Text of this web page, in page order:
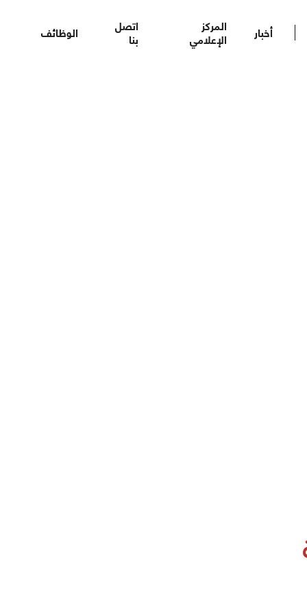
أخبار المركز
الإعلامي
اتصل
بنا الوظائف